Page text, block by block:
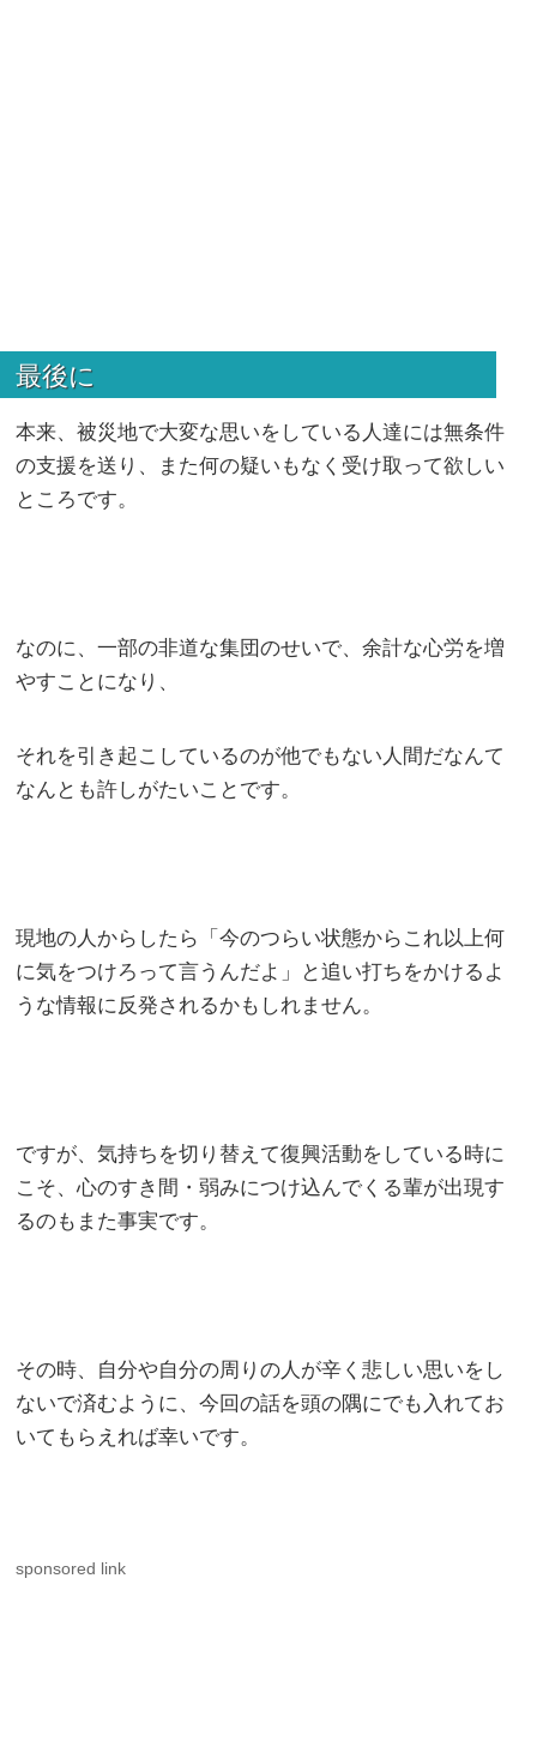
最後に
本来、被災地で大変な思いをしている人達には無条件
の支援を送り、また何の疑いもなく受け取って欲しい
ところです。
なのに、一部の非道な集団のせいで、余計な心労を増
やすことになり、
それを引き起こしているのが他でもない人間だなんて
なんとも許しがたいことです。
現地の人からしたら「今のつらい状態からこれ以上何
に気をつけろって言うんだよ」と追い打ちをかけるよ
うな情報に反発されるかもしれません。
ですが、気持ちを切り替えて復興活動をしている時に
こそ、心のすき間・弱みにつけ込んでくる輩が出現す
るのもまた事実です。
その時、自分や自分の周りの人が辛く悲しい思いをし
ないで済むように、今回の話を頭の隅にでも入れてお
いてもらえれば幸いです。
sponsored link